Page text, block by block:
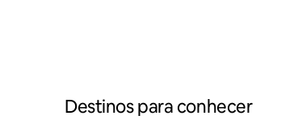
Destinos para conhecer